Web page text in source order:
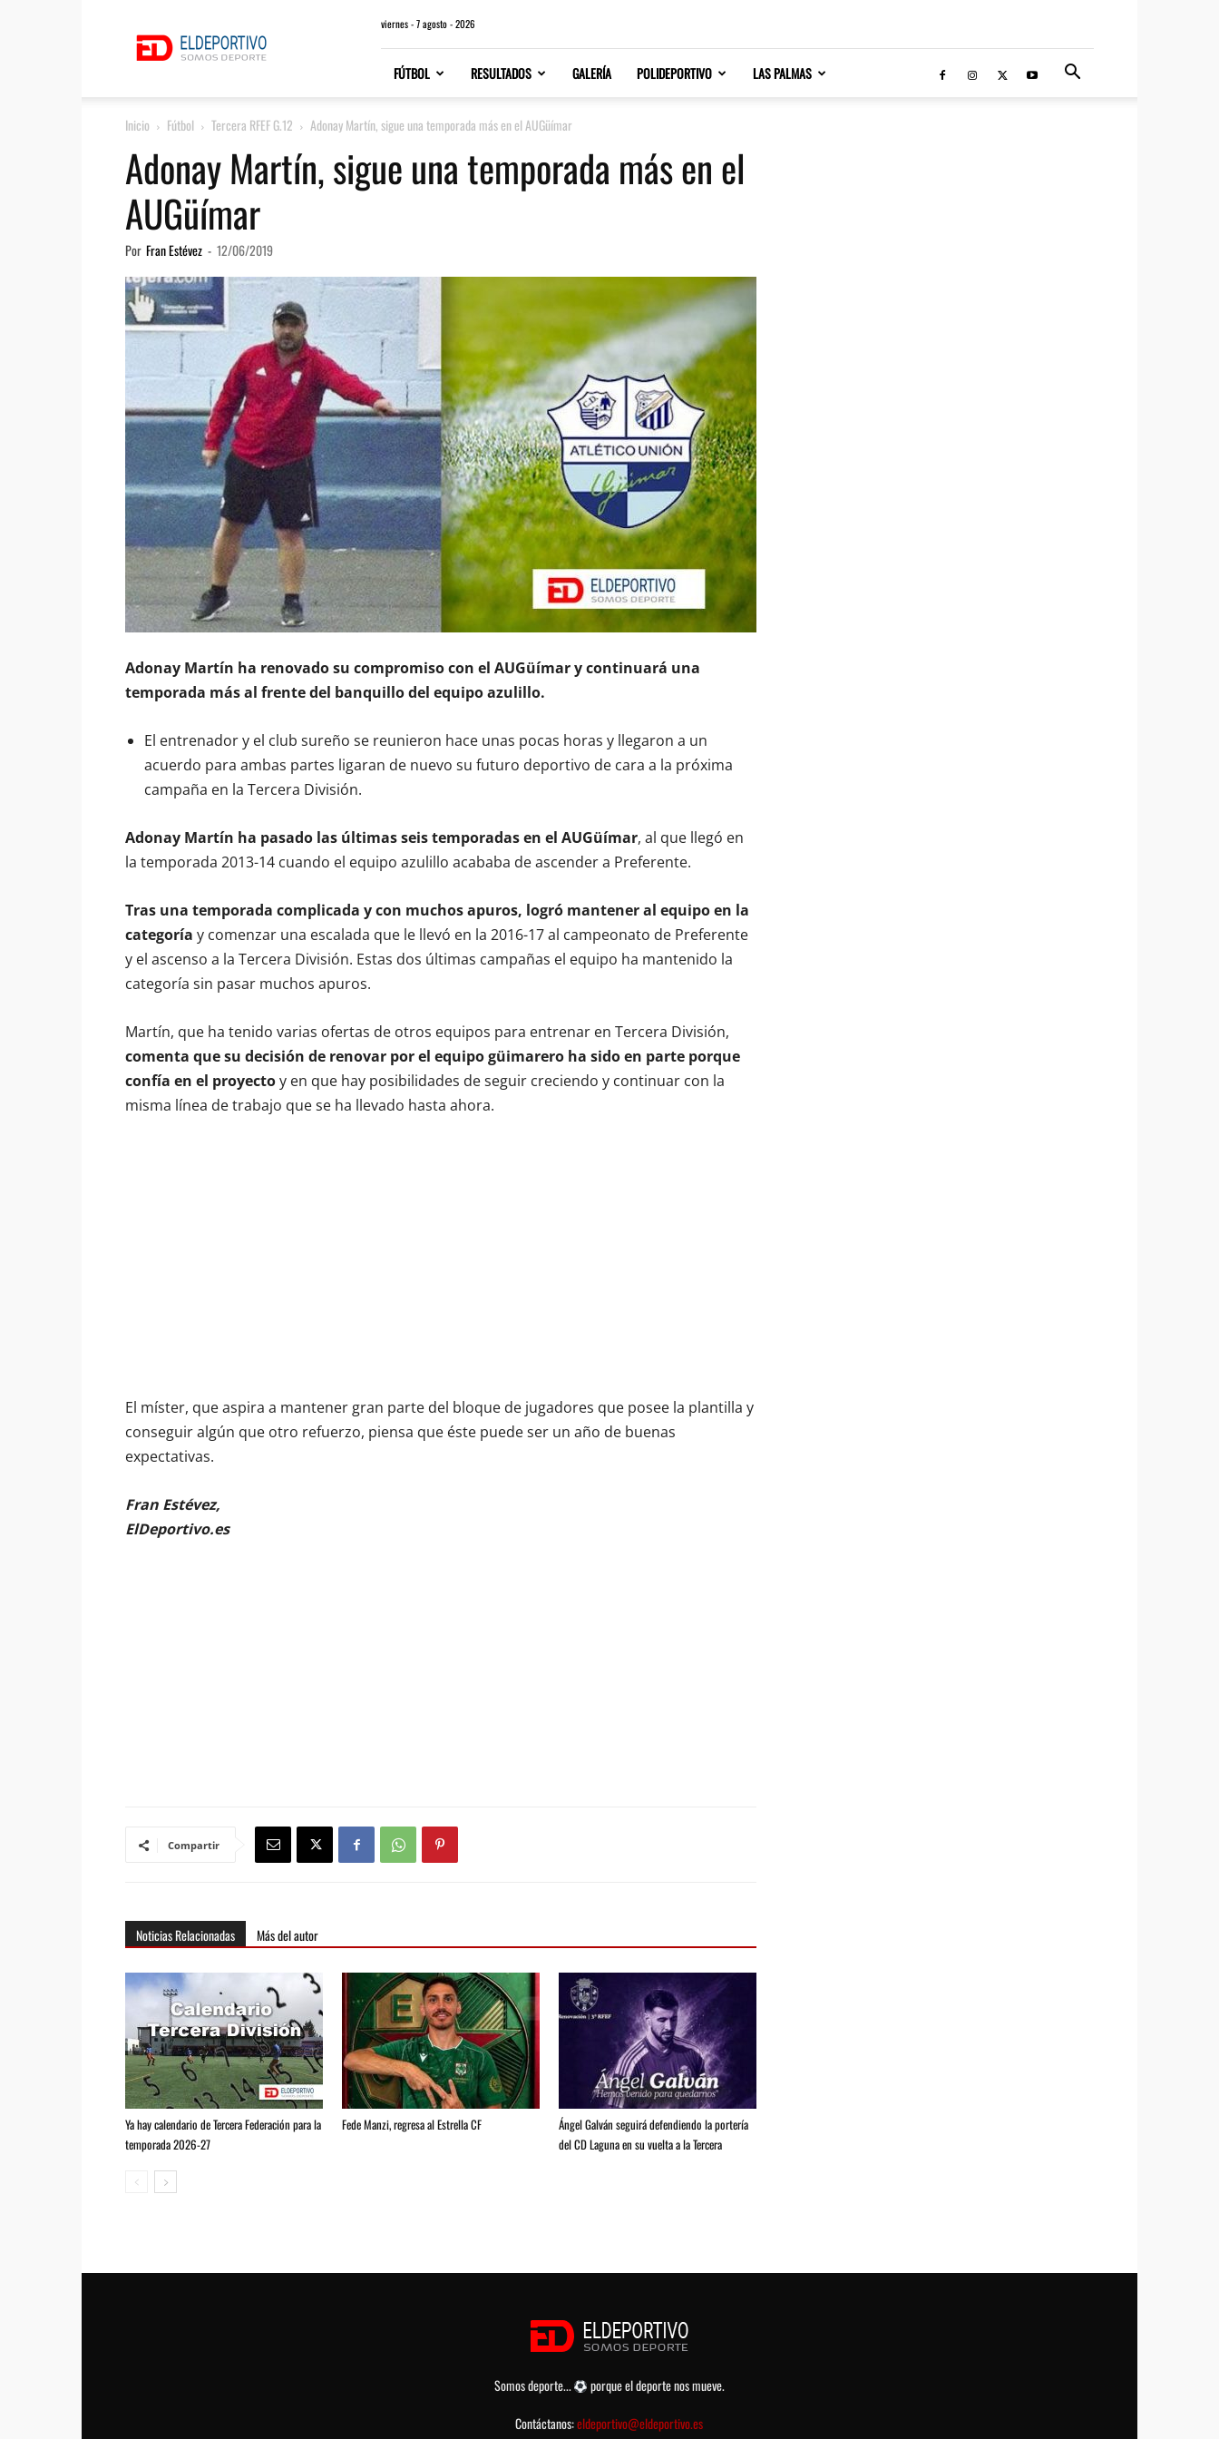
viernes - 7 agosto - 2026
FÚTBOL RESULTADOS GALERÍA POLIDEPORTIVO LAS PALMAS
Inicio Fútbol Tercera RFEF G.12 Adonay Martín, sigue una temporada más en el AUGüímar
Adonay Martín, sigue una temporada más en el
AUGüímar
Por Fran Estévez - 12/06/2019
Adonay Martín ha renovado su compromiso con el AUGüímar y continuará una
temporada más al frente del banquillo del equipo azulillo.
El entrenador y el club sureño se reunieron hace unas pocas horas y llegaron a un
acuerdo para ambas partes ligaran de nuevo su futuro deportivo de cara a la próxima
campaña en la Tercera División.
Adonay Martín ha pasado las últimas seis temporadas en el AUGüímar, al que llegó en
la temporada 2013-14 cuando el equipo azulillo acababa de ascender a Preferente.
Tras una temporada complicada y con muchos apuros, logró mantener al equipo en la
categoría y comenzar una escalada que le llevó en la 2016-17 al campeonato de Preferente
y el ascenso a la Tercera División. Estas dos últimas campañas el equipo ha mantenido la
categoría sin pasar muchos apuros.
Martín, que ha tenido varias ofertas de otros equipos para entrenar en Tercera División,
comenta que su decisión de renovar por el equipo güimarero ha sido en parte porque
confía en el proyectoy en que hay posibilidades de seguir creciendo y continuar con la
misma línea de trabajo que se ha llevado hasta ahora.
El míster, que aspira a mantener gran parte del bloque de jugadores que posee la plantilla y
conseguir algún que otro refuerzo, piensa que éste puede ser un año de buenas
expectativas.
Fran Estévez,
ElDeportivo.es
Compartir
Noticias Relacionadas Más del autor
Ya hay calendario de Tercera Federación para la
temporada 2026-27
Fede Manzi, regresa al Estrella CF
Ángel Galván seguirá defendiendo la portería
del CD Laguna en su vuelta a la Tercera
Somos deporte...
porque el deporte nos mueve.
Contáctanos:eldeportivo@eldeportivo.es